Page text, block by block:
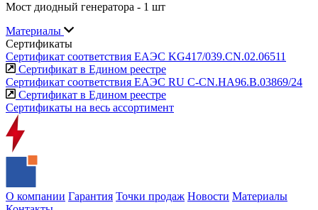
Мост диодный генератора - 1 шт
Материалы
Сертификаты
Сертификат соответствия ЕАЭС KG417/039.CN.02.06511
Сертификат в Едином реестре
Сертификат соответствия ЕАЭС RU С-CN.НА96.В.03869/24
Сертификат в Едином реестре
Сертификаты на весь ассортимент
О компании Гарантия Точки продаж Новости Материалы